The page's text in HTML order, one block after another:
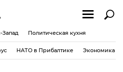
Запад Политическая кухня
НАТО в Прибалтике Экономика